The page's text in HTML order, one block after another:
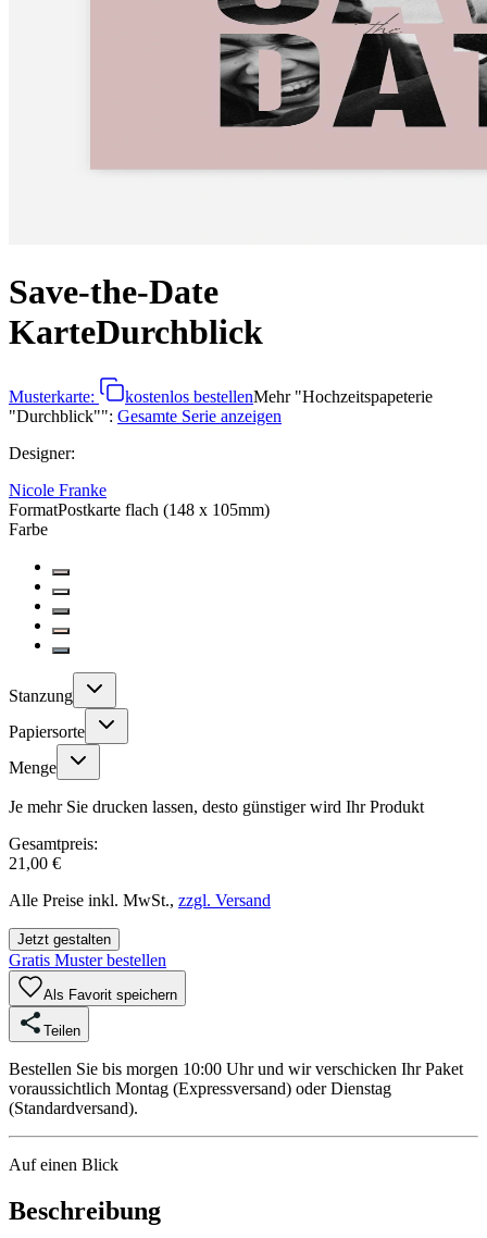
Save-the-Date
KarteDurchblick
Musterkarte: kostenlos bestellenMehr"Hochzeitspapeterie
"Durchblick"": Gesamte Serie anzeigen
Designer:
Nicole Franke
FormatPostkarte flach (148 x 105mm)
Farbe
Stanzung
Papiersorte
Menge
Je mehr Sie drucken lassen, desto günstiger wird Ihr Produkt
Gesamtpreis:
21,00 €
Alle Preise inkl. MwSt., zzgl. Versand
Jetzt gestalten
Gratis Muster bestellen
Als Favorit speichern
Teilen
Bestellen Sie bis morgen 10:00 Uhr und wir verschicken Ihr Paket
voraussichtlich Montag (Expressversand) oder Dienstag
(Standardversand).
Auf einen Blick
Beschreibung